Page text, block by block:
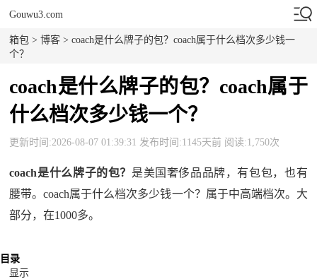
Gouwu3.com
箱包 >博客 > coach是什么牌子的包？coach属于什么档次多少钱一
个？
coach是什么牌子的包？coach属于
什么档次多少钱一个？
更新时间:2026-08-07 01:39:31 发布时间:1145天前 阅读:1,750次
coach是什么牌子的包？ 是美国奢侈品品牌，有包包，也有
腰带。coach属于什么档次多少钱一个？属于中高端档次。大
部分，在1000多。
目录
显示